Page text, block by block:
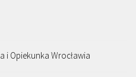
i Opiekunka Wrocławia